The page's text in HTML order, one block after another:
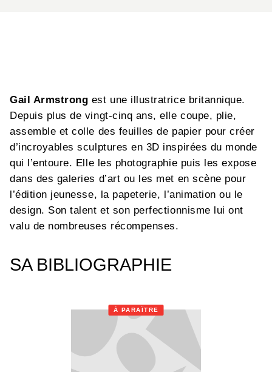
Gail Armstrong est une illustratrice britannique.
Depuis plus de vingt-cinq ans, elle coupe, plie,
assemble et colle des feuilles de papier pour créer
d’incroyables sculptures en 3D inspirées du monde
qui l’entoure. Elle les photographie puis les expose
dans des galeries d’art ou les met en scène pour
l’édition jeunesse, la papeterie, l’animation ou le
design. Son talent et son perfectionnisme lui ont
valu de nombreuses récompenses.
SA BIBLIOGRAPHIE
À PARAÎTRE